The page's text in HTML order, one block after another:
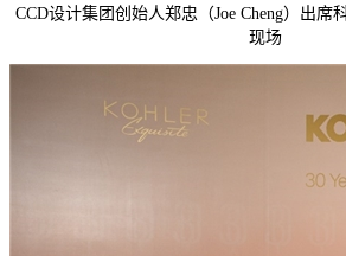
CCD设计集团创始人郑忠（Joe Cheng）出席
现场